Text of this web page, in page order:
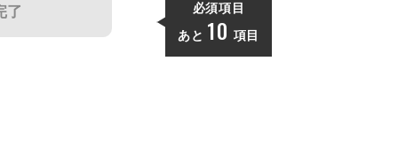
了 必須項目
あと 10 項目